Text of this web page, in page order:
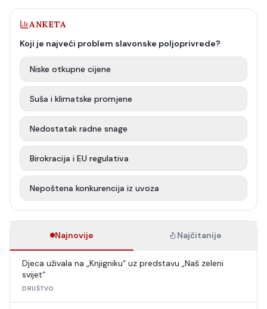
ANKETA
Koji je najveći problem slavonske poljoprivrede?
Niske otkupne cijene
Suša i klimatske promjene
Nedostatak radne snage
Birokracija i EU regulativa
Nepoštena konkurencija iz uvoza
Najnovije Najčitanije
Djeca uživala na „Knjigniku“ uz predstavu „Naš zeleni
svijet“
DRUŠTVO